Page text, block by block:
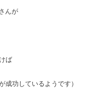
んが
ば
成功しているようです）